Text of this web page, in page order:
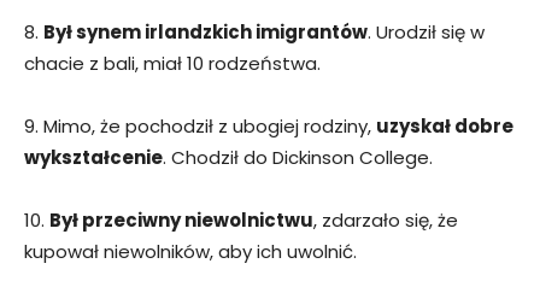
8. Był synem irlandzkich imigrantów. Urodził się w
chacie z bali, miał 10 rodzeństwa.
9. Mimo, że pochodził z ubogiej rodziny, uzyskał dobre
wykształcenie. Chodził do Dickinson College.
10. Był przeciwny niewolnictwu, zdarzało się, że
kupował niewolników, aby ich uwolnić.